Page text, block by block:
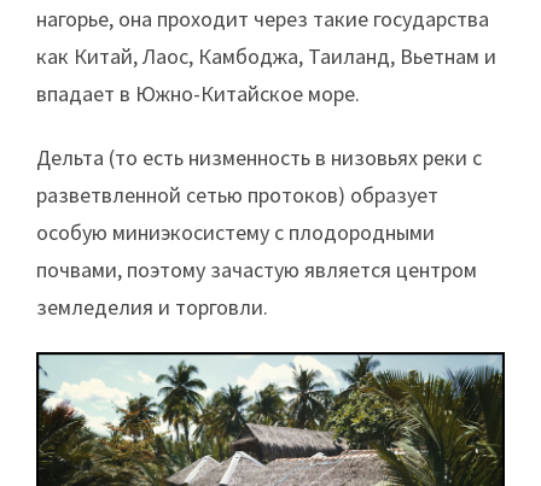
нагорье, она проходит через такие государства
как Китай, Лаос, Камбоджа, Таиланд, Вьетнам и
впадает в Южно-Китайское море.
Дельта (то есть низменность в низовьях реки с
разветвленной сетью протоков) образует
особую миниэкосистему с плодородными
почвами, поэтому зачастую является центром
земледелия и торговли.